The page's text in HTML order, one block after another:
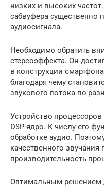
низких и высоких
сабвуфера
аудиосигнала.
Необходимо обратить
стереоэффекта. Он
в конструкции
благодаря чему
звукового потока по
Устройство
DSP-ядро. К числу его
обработке аудио.
качественного звучания
производительность
Оптимальным решением